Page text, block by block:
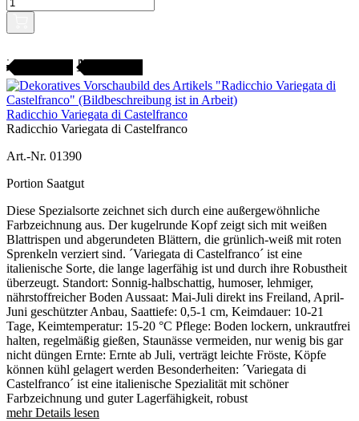
SAMENFEST
Radicchio Variegata di Castelfranco
Radicchio Variegata di Castelfranco
Art.-Nr. 01390
Portion Saatgut
Diese Spezialsorte zeichnet sich durch eine außergewöhnliche
Farbzeichnung aus. Der kugelrunde Kopf zeigt sich mit weißen
Blattrispen und abgerundeten Blättern, die grünlich-weiß mit roten
Sprenkeln verziert sind. ´Variegata di Castelfranco´ ist eine
italienische Sorte, die lange lagerfähig ist und durch ihre Robustheit
überzeugt. Standort: Sonnig-halbschattig, humoser, lehmiger,
nährstoffreicher Boden Aussaat: Mai-Juli direkt ins Freiland, April-
Juni geschützter Anbau, Saattiefe: 0,5-1 cm, Keimdauer: 10-21
Tage, Keimtemperatur: 15-20 °C Pflege: Boden lockern, unkrautfrei
halten, regelmäßig gießen, Staunässe vermeiden, nur wenig bis gar
nicht düngen Ernte: Ernte ab Juli, verträgt leichte Fröste, Köpfe
können kühl gelagert werden Besonderheiten: ´Variegata di
Castelfranco´ ist eine italienische Spezialität mit schöner
Farbzeichnung und guter Lagerfähigkeit, robust
mehr Details lesen